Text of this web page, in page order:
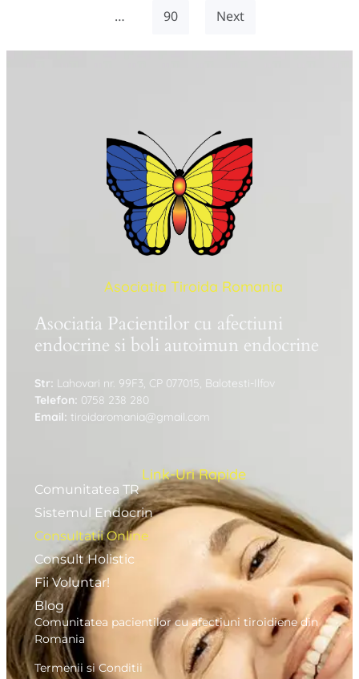
… 90 Next
Asociatia Tiroida Romania
Asociatia Pacientilor cu afectiuni
endocrine si boli autoimun endocrine
Str: Lahovari nr. 99F3, CP 077015, Balotesti-Ilfov
Telefon: 0758 238 280
Email: tiroidaromania@gmail.com
Link-Uri Rapide
Comunitatea TR
Sistemul Endocrin
Consultatii Online
Consult Holistic
Fii Voluntar!
Blog
Comunitatea pacientilor cu afectiuni tiroidiene din
Romania
Termenii si Conditii